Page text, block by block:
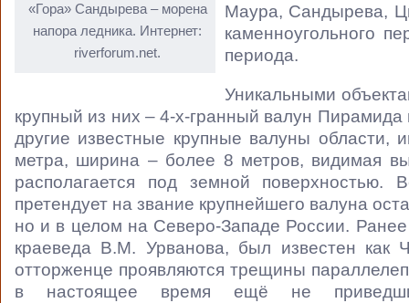
«Гора» Сандырева – морена
напора ледника. Интернет:
riverforum.net.
Маура, Сандырева,
каменноугольного
периода.
Уникальными
крупный из них – 4-х-гранный валун
другие известные крупные валуны области,
метра, ширина – более 8 метров, видимая
располагается под земной
претендует на звание крупнейшего валуна
но и в целом на Северо-Западе России.
краеведа В.М. Урванова, был известен
отторженце проявляются трещины
в настоящее время ещё не